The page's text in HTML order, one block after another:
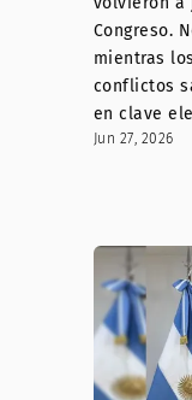
Congreso.
mientras
conflictos
en clave
Jun 27, 2026